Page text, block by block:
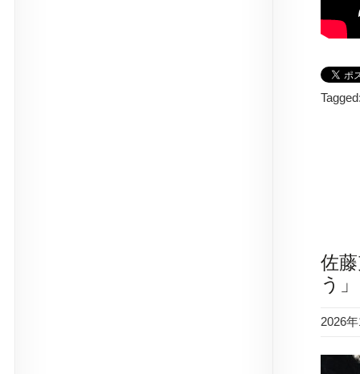
佐
う」
2026